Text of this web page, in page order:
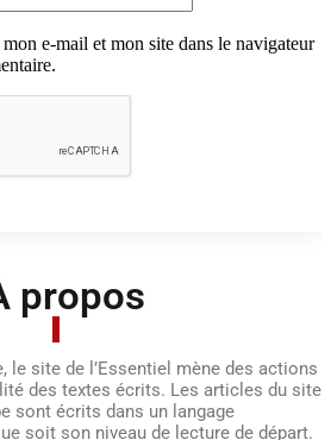
e-mail et mon site dans le navigateur
propos
le site de l’Essentiel mène des actions
des textes écrits. Les articles du site
sont écrits dans un langage
soit son niveau de lecture de départ.